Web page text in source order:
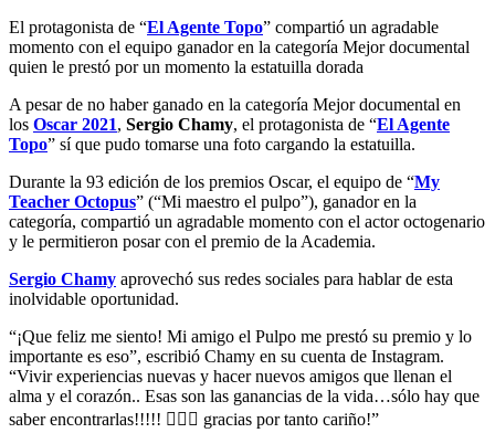
El protagonista de “El Agente Topo” compartió un agradable
momento con el equipo ganador en la categoría Mejor documental
quien le prestó por un momento la estatuilla dorada
A pesar de no haber ganado en la categoría Mejor documental en
los Oscar 2021, Sergio Chamy, el protagonista de “El Agente
Topo” sí que pudo tomarse una foto cargando la estatuilla.
Durante la 93 edición de los premios Oscar, el equipo de “My
Teacher Octopus” (“Mi maestro el pulpo”), ganador en la
categoría, compartió un agradable momento con el actor octogenario
y le permitieron posar con el premio de la Academia.
Sergio Chamy aprovechó sus redes sociales para hablar de esta
inolvidable oportunidad.
“¡Que feliz me siento! Mi amigo el Pulpo me prestó su premio y lo
importante es eso”, escribió Chamy en su cuenta de Instagram.
“Vivir experiencias nuevas y hacer nuevos amigos que llenan el
alma y el corazón.. Esas son las ganancias de la vida…sólo hay que
saber encontrarlas!!!!! 🕵🏻‍♂️ gracias por tanto cariño!”